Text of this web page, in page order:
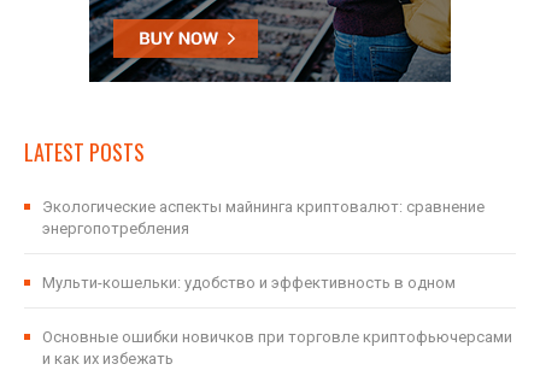
LATEST POSTS
Экологические аспекты майнинга криптовалют: сравнение
энергопотребления
Мульти-кошельки: удобство и эффективность в одном
Основные ошибки новичков при торговле криптофьючерсами
и как их избежать